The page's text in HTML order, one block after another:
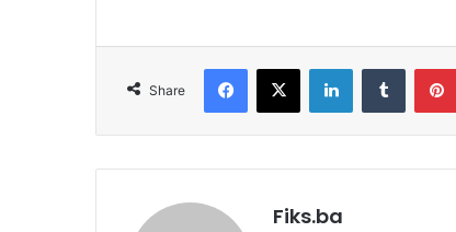
Share
Facebook
X LinkedInTumblr
Fiks.ba